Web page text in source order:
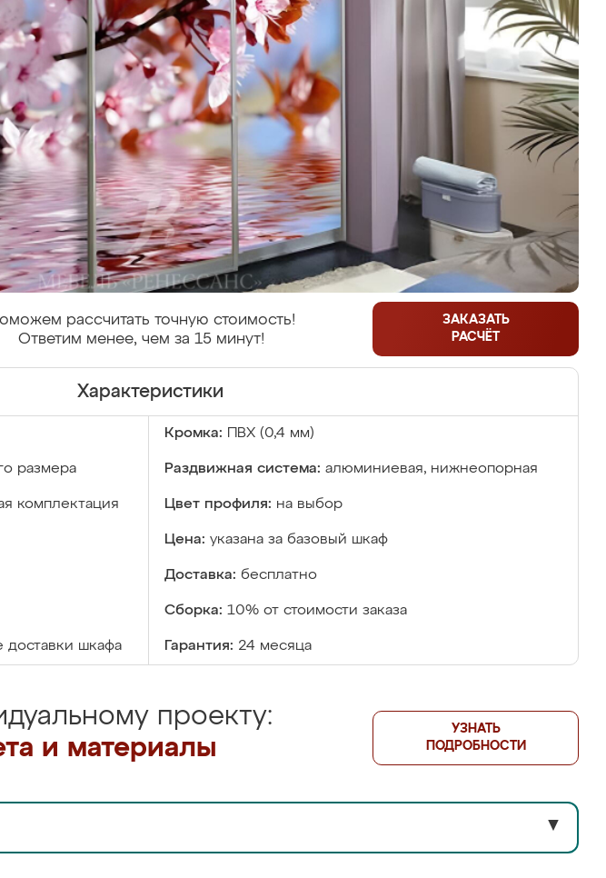
рассчитать точную стоимость!
Ответим менее, чем за 15 минут!
ЗАКАЗАТЬ
РАСЧЁТ
Характеристики
Кромка: ПВХ (0,4 мм)
размера Раздвижная система: алюминиевая, нижнеопорная
комплектация Цвет профиля: на выбор
Цена: указана за базовый шкаф
Доставка: бесплатно
Сборка: 10% от стоимости заказа
доставки шкафа Гарантия: 24 месяца
проекту:
и материалы
УЗНАТЬ
ПОДРОБНОСТИ
▼